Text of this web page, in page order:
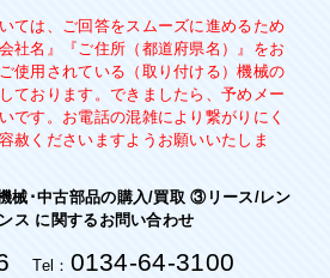
ては、ご回答をスムーズに進めるため
社名』『ご住所（都道府県名）』をお
使用されている（取り付ける）機械の
ております。できましたら、予めメー
です。お電話の混雑により繋がりにく
赦くださいますようお願いいたしま
･中古部品の購入/買取 ③リース/レン
ス に関するお問い合わせ
Tel： 0134-64-3100